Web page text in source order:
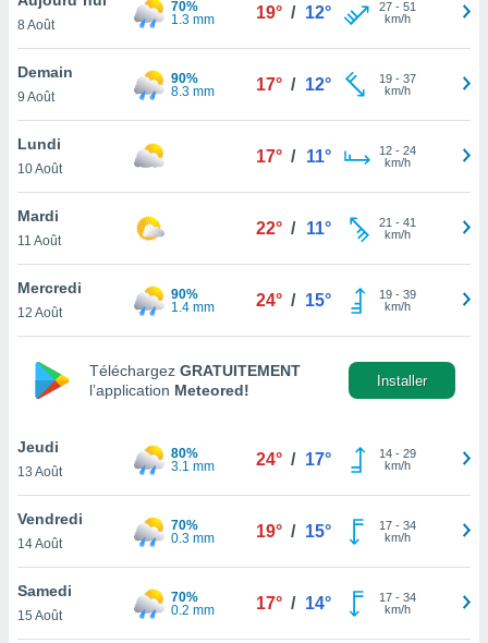
et
»,
au
vous
qu'ils
ou
le
ainsi
un
la
du
8 Août
70%
1.3 mm
19° / 12° 27- 51
km/h
Demain
9 Août
90%
8.3 mm
17° / 12° 19- 37
km/h
Lundi
10 Août
17° / 11° 12- 24
km/h
Mardi
11 Août
22° / 11° 21 - 41
km/h
Mercredi
12 Août
90%
1.4 mm
24° / 15° 19- 39
km/h
Téléchargez GRATUITEMENT
l’application Meteored!
Installer
Jeudi
13 Août
80%
3.1 mm
24° / 17° 14- 29
km/h
Vendredi
14 Août
70%
0.3 mm
19° / 15° 17- 34
km/h
Samedi
15 Août
70%
0.2 mm
17° / 14° 17- 34
km/h